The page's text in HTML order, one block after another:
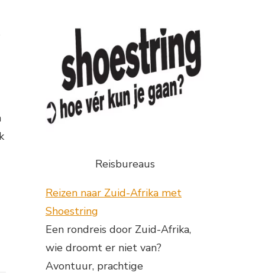
Reisbureaus
Reizen naar Zuid-Afrika met
Shoestring
Een rondreis door Zuid-Afrika,
wie droomt er niet van?
Avontuur, prachtige